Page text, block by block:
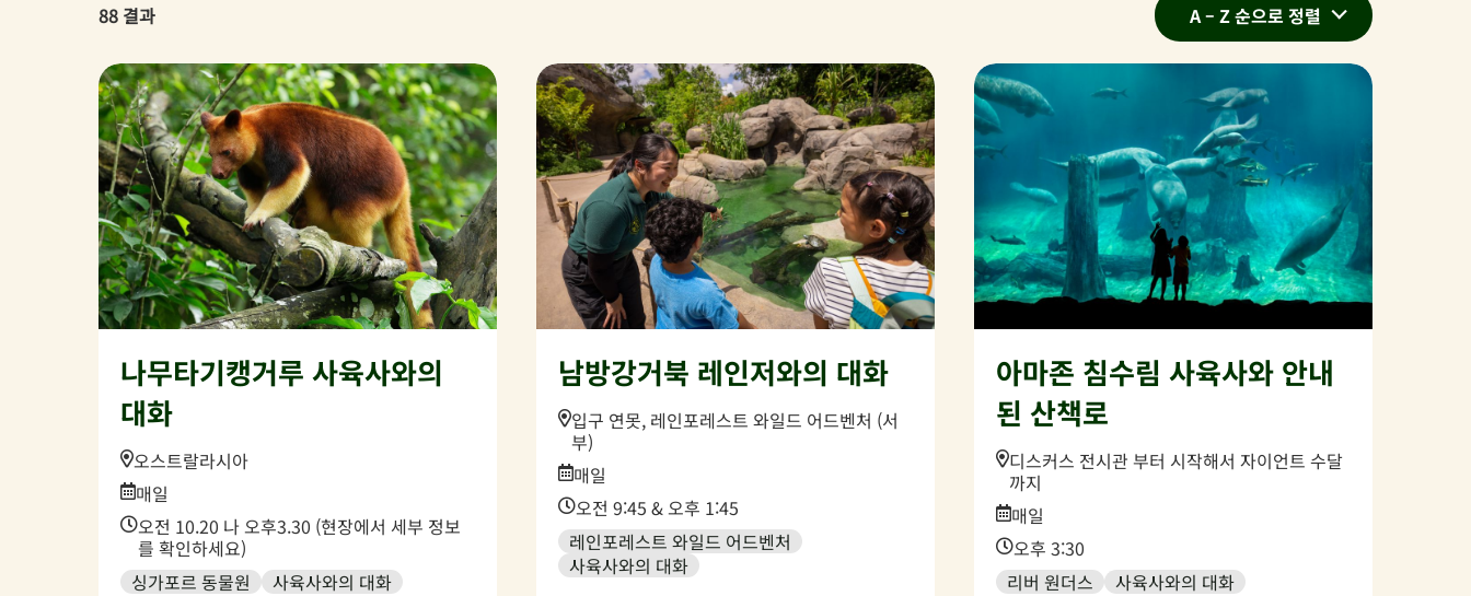
88 결과 A – Z 순으로 정렬
나무타기캥거루 사육사와의
대화
Location:
오스트랄라시아
Date:
매일
Time:
오전 10.20 나 오후3.30 (현장에서 세부 정보
를 확인하세요)
싱가포르 동물원
사육사와의 대화
남방강거북 레인저와의 대화
Location:
입구 연못, 레인포레스트 와일드 어드벤처 (서
부)
Date:
매일
Time:
오전 9:45 & 오후 1:45
레인포레스트 와일드 어드벤처
사육사와의 대화
아마존 침수림 사육사와 안내
된 산책로
Location:
디스커스 전시관 부터 시작해서 자이언트 수달
까지
Date:
매일
Time:
오후 3:30
리버 원더스
사육사와의 대화